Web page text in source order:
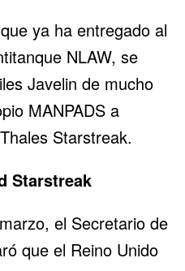
ya ha entregado al
NLAW, se
Javelin de mucho
MANPADS a
Starstreak.
Starstreak
el Secretario de
que el Reino Unido